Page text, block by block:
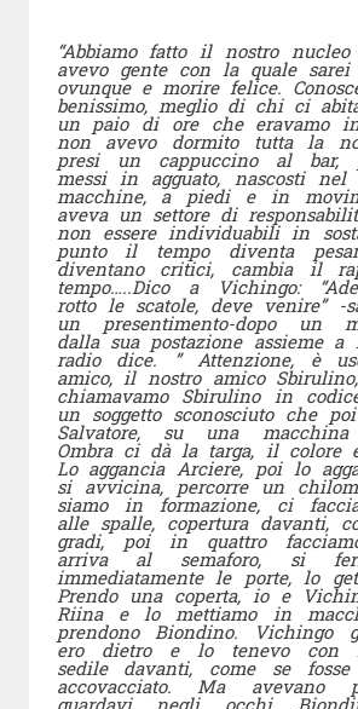
“Abbiamo fatto il nostro
avevo gente con la quale sarei
ovunque e morire felice.
benissimo, meglio di chi ci
un paio di ore che eravamo
non avevo dormito tutta la
presi un cappuccino al bar,
messi in agguato, nascosti
macchine, a piedi e in
aveva un settore di
non essere individuabili in
punto il tempo diventa
diventano critici, cambia il
tempo…..Dico a Vichingo:
rotto le scatole, deve venire” -
un presentimento-dopo un
dalla sua postazione assieme
radio dice. ” Attenzione, è
amico, il nostro amico
chiamavamo Sbirulino in
un soggetto sconosciuto che
Salvatore, su una
Ombra ci dà la targa, il colore
Lo aggancia Arciere, poi lo
si avvicina, percorre un
siamo in formazione, ci
alle spalle, copertura davanti,
gradi, poi in quattro
arriva al semaforo, si
immediatamente le porte, lo
Prendo una coperta, io e
Riina e lo mettiamo in
prendono Biondino. Vichingo
ero dietro e lo tenevo con
sedile davanti, come se
accovacciato. Ma